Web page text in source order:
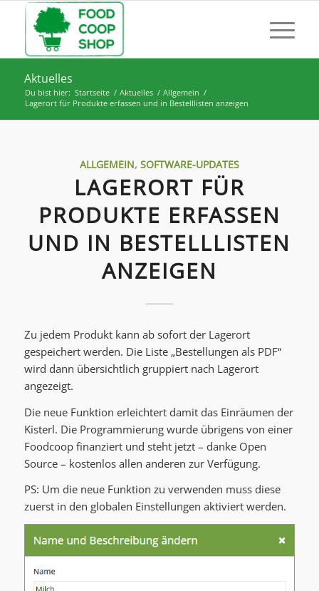
Aktuelles
Du bist hier: Startseite / Aktuelles / Allgemein /
Lagerort für Produkte erfassen und in Bestelllisten anzeigen
ALLGEMEIN, SOFTWARE-UPDATES
LAGERORT FÜR
PRODUKTE ERFASSEN
UND IN BESTELLLISTEN
ANZEIGEN
Zu jedem Produkt kann ab sofort der Lagerort
gespeichert werden. Die Liste „Bestellungen als PDF“
wird dann übersichtlich gruppiert nach Lagerort
angezeigt.
Die neue Funktion erleichtert damit das Einräumen der
Kisterl. Die Programmierung wurde übrigens von einer
Foodcoop finanziert und steht jetzt – danke Open
Source – kostenlos allen anderen zur Verfügung.
PS: Um die neue Funktion zu verwenden muss diese
zuerst in den globalen Einstellungen aktiviert werden.